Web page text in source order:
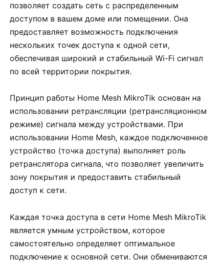
позволяет создать сеть с распределенным
доступом в вашем доме или помещении. Она
предоставляет возможность подключения
нескольких точек доступа к одной сети,
обеспечивая широкий и стабильный Wi-Fi сигнал
по всей территории покрытия.
Принцип работы Home Mesh MikroTik основан на
использовании ретрансляции (ретрансляционном
режиме) сигнала между устройствами. При
использовании Home Mesh, каждое подключенное
устройство (точка доступа) выполняет роль
ретранслятора сигнала, что позволяет увеличить
зону покрытия и предоставить стабильный
доступ к сети.
Каждая точка доступа в сети Home Mesh MikroTik
является умным устройством, которое
самостоятельно определяет оптимальное
подключение к основной сети. Они обмениваются